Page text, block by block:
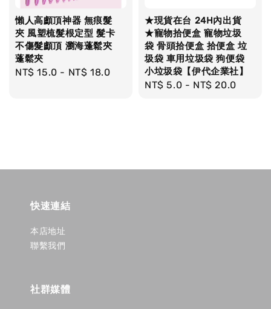
懶人高顱頂神器 無痕髮
夾 風塑梳髮根定型 髮卡
不傷髮顱頂 瀏海蓬鬆夾
蓬鬆夾
Regular
NT$ 15.0 - NT$ 18.0
★現貨在台 24H內出貨
★寵物拾便盒 寵物垃圾
袋 骨頭拾便盒 拾便盒 垃
圾袋 車用垃圾袋 狗便袋
小垃圾袋【伊代企業社】
Regular
NT$ 5.0 - NT$ 20.0
快速連結
本店地址
聯繫我們
社群媒體